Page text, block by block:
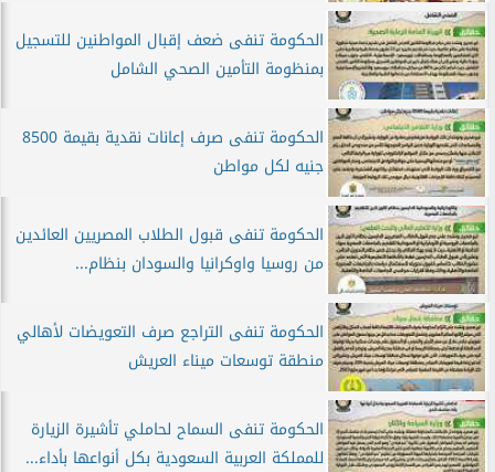
الحكومة تنفى ضعف إقبال المواطنين للتسجيل
بمنظومة التأمين الصحي الشامل
الحكومة تنفى صرف إعانات نقدية بقيمة 8500
جنيه لكل مواطن
الحكومة تنفى قبول الطلاب المصريين العائدين
من روسيا واوكرانيا والسودان بنظام...
الحكومة تنفى التراجع صرف التعويضات لأهالي
منطقة توسعات ميناء العريش
الحكومة تنفى السماح لحاملي تأشيرة الزيارة
للمملكة العربية السعودية بكل أنواعها بأداء...